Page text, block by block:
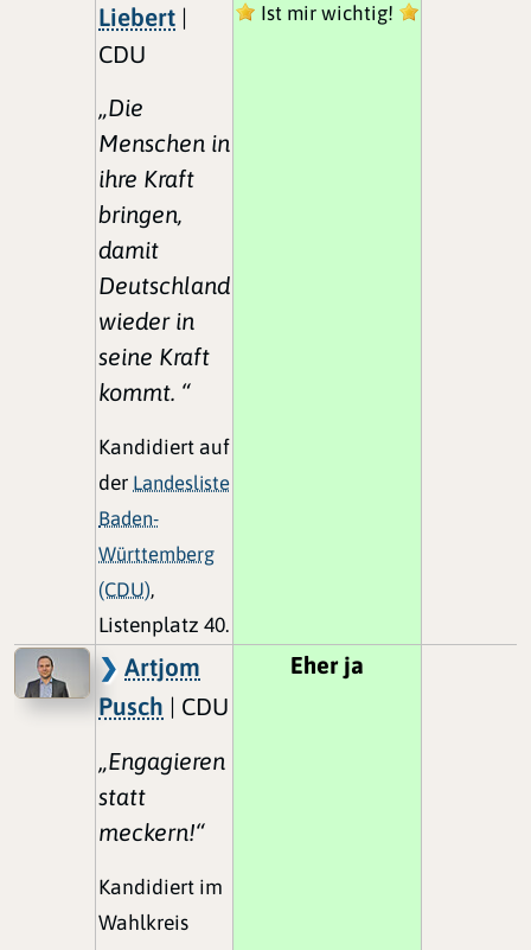
Liebert |
CDU
„Die
Menschen in
ihre Kraft
bringen,
damit
Deutschland
wieder in
seine Kraft
kommt. “
Kandidiert auf
der Landesliste
Baden-
Württemberg
(CDU),
Listenplatz 40.
Ist mir wichtig!
Artjom
Pusch | CDU
„Engagieren
statt
meckern!“
Kandidiert im
Wahlkreis
Eher ja